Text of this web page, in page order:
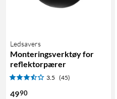
Ledsavers
Monteringsverktøy for
reflektorpærer
3.5 (45)
4990